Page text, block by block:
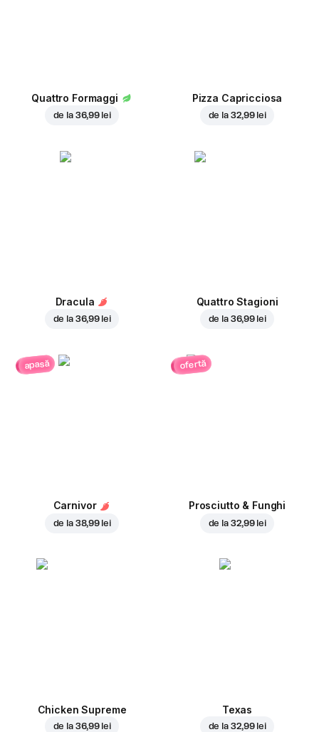
Quattro Formaggi
de la 36,99 lei
Pizza Capricciosa
de la 32,99 lei
Dracula
de la 36,99 lei
Quattro Stagioni
de la 36,99 lei
apasă
Carnivor
de la 38,99 lei
ofertă
Prosciutto & Funghi
de la 32,99 lei
Chicken Supreme
de la 36,99 lei
Texas
de la 32,99 lei